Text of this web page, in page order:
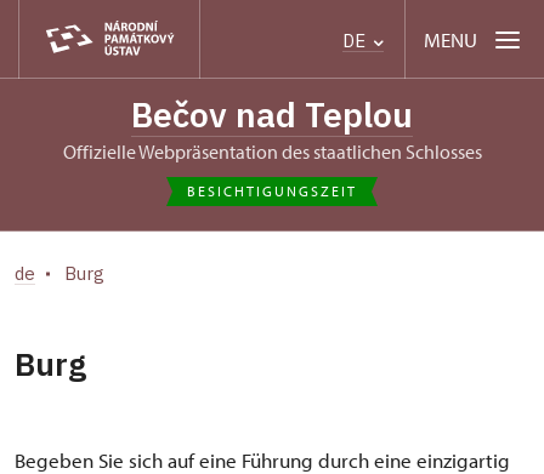
DE MENU
Bečov nad Teplou
Offizielle Webpräsentation des staatlichen Schlosses
BESICHTIGUNGSZEIT
de Burg
Burg
Begeben Sie sich auf eine Führung durch eine einzigartig